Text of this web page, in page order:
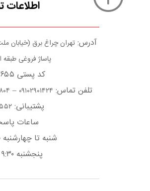
آدرس: تهران چراغ برق (خیابان
پاساژ فروغی طبقه
کد پستی ۱۱۴۳۷۵۳۶۵۵
تلفن تماس: ۰۹۱۰۲۹۰۱۴۲۴ –
پشتیبانی:
ساعات
شنبه تا چهارشنبه ۹:۳۰ تا ۱۸:۳۰
پنجشنبه ۹:۳۰ تا ۱۴:۳۰